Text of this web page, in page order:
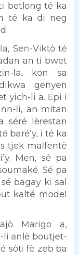
betlong té ka
té ka di neg
Sen-Viktò té
an ti bwet
la, kon sa
genyen
yich-li a. Epi i
li, an mitan
séré lèrestan
baré’y, i té ka
tjek malfentè
Men, sé pa
Sé pa
bagay ki sal
kalté model
Marigo a,
li anlè boutjet-
sòti fè zeb ba